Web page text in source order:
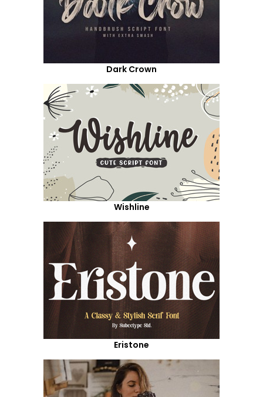
Dark Crown
Wishline
Eristone